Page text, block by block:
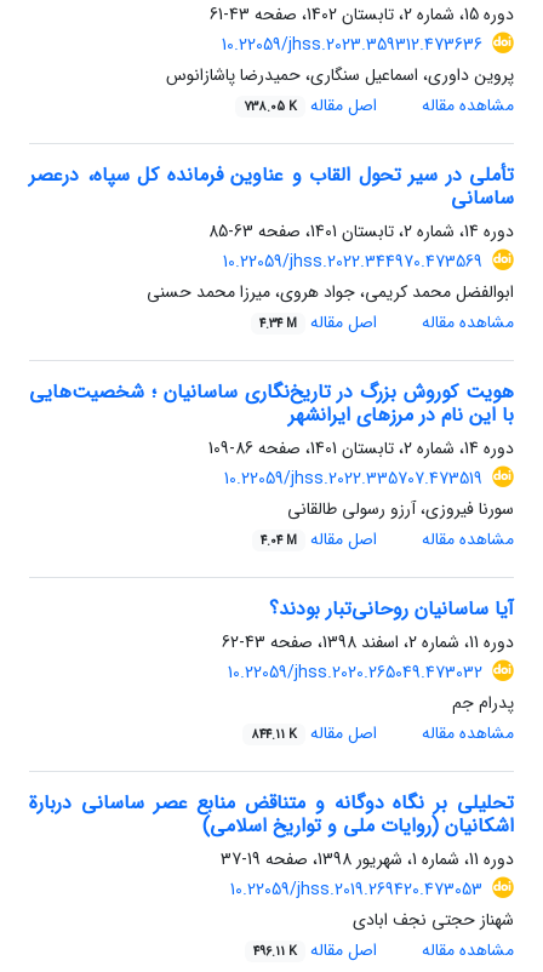
دوره 15، شماره 2، تابستان 1402، صفحه
43-61
10.22059/jhss.2023.359312.473636
پروین داوری، اسماعیل سنگاری، حمیدرضا پاشازانوس
مشاهده مقاله
اصل مقاله 738.05 K
تأملی در سیر تحول القاب و عناوین فرمانده کل سپاه، درعصر
ساسانی
دوره 14، شماره 2، تابستان 1401، صفحه
63-85
10.22059/jhss.2022.344970.473569
ابوالفضل محمد کریمی، جواد هروی، میرزا محمد حسنی
مشاهده مقاله
اصل مقاله 4.34 M
هویت کوروش بزرگ در تاریخ‌نگاری ساسانیان ؛ شخصیت‌هایی
با این نام در مرزهای ایرانشهر
دوره 14، شماره 2، تابستان 1401، صفحه
86-109
10.22059/jhss.2022.335707.473519
سورنا فیروزی، آرزو رسولی طالقانی
مشاهده مقاله
اصل مقاله 4.04 M
آیا ساسانیان روحانی‌تبار بودند؟
دوره 11، شماره 2، اسفند 1398، صفحه
43-62
10.22059/jhss.2020.265049.473032
پدرام جم
مشاهده مقاله
اصل مقاله 844.11 K
تحلیلی بر نگاه دوگانه و متناقض منابع عصر ساسانی دربارة
اشکانیان (روایات ملی و تواریخ اسلامی)
دوره 11، شماره 1، شهریور 1398، صفحه
19-37
10.22059/jhss.2019.269420.473053
شهناز حجتی نجف ابادی
مشاهده مقاله
اصل مقاله 496.11 K